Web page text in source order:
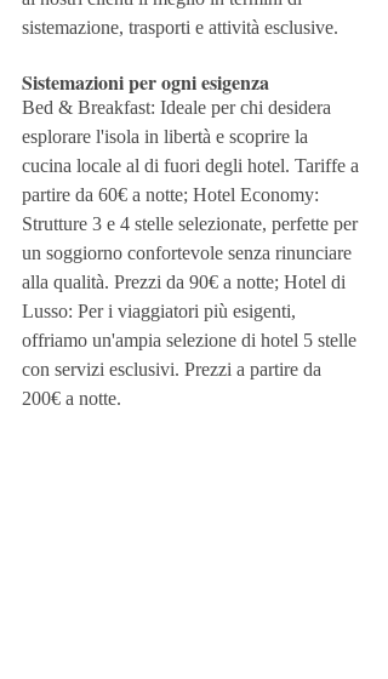
sistemazione, trasporti e attività esclusive.
Sistemazioni per ogni esigenza
Bed & Breakfast: Ideale per chi desidera
esplorare l'isola in libertà e scoprire la
cucina locale al di fuori degli hotel. Tariffe a
partire da 60€ a notte; Hotel Economy:
Strutture 3 e 4 stelle selezionate, perfette per
un soggiorno confortevole senza rinunciare
alla qualità. Prezzi da 90€ a notte; Hotel di
Lusso: Per i viaggiatori più esigenti,
offriamo un'ampia selezione di hotel 5 stelle
con servizi esclusivi. Prezzi a partire da
200€ a notte.